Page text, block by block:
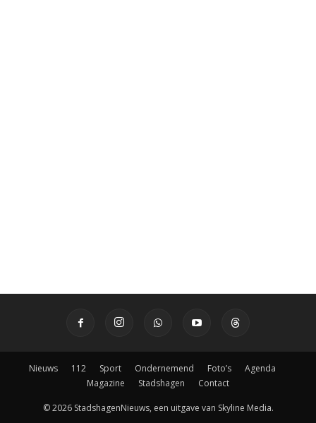
Nieuws 112 Sport Ondernemend Foto’s
Agenda
Magazine
Stadshagen Contact
© 2026 StadshagenNieuws, een uitgave van Skyline Media.